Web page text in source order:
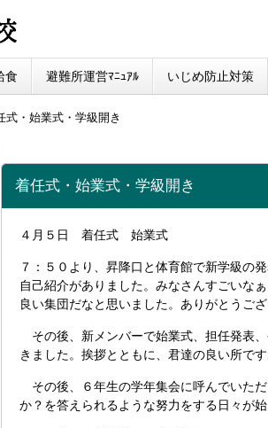
食 避難所運営ﾏﾆｭｱﾙ いじめ防止対策
式・始業式・学級開き
着任式・始業式・学級開き
４月５日 着任式 始業式
７：５０より、昇降口と体育館で新学級の
自己紹介がありました。みなさんすごいな
良い集団だなと思いました。ありがとうござ
その後、新メンバーで始業式、担任発表
きました。挨拶とともに、君達の良い所で
その後、６年生の学年集会に呼んでいた
か？を答えられるような努力をする日々が